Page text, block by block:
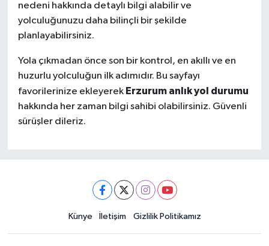
nedeni hakkında detaylı bilgi alabilir ve
yolculuğunuzu daha bilinçli bir şekilde
planlayabilirsiniz.
Yola çıkmadan önce son bir kontrol, en akıllı ve en
huzurlu yolculuğun ilk adımıdır. Bu sayfayı
favorilerinize ekleyerek Erzurum anlık yol durumu
hakkında her zaman bilgi sahibi olabilirsiniz. Güvenli
sürüşler dileriz.
Künye İletişim Gizlilik Politikamız